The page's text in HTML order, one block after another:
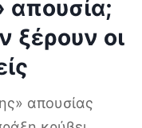
απουσία;
ξέρουν οι
απουσίας